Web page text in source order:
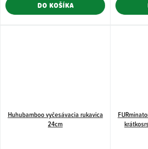
DO KOŠÍKA
Huhubamboo vyčesávacia rukavica
24cm